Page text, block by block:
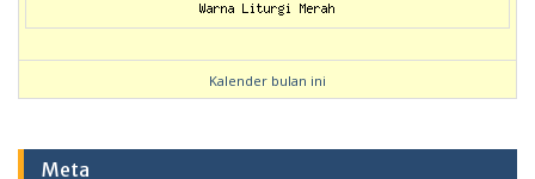
Kalender bulan ini
Meta